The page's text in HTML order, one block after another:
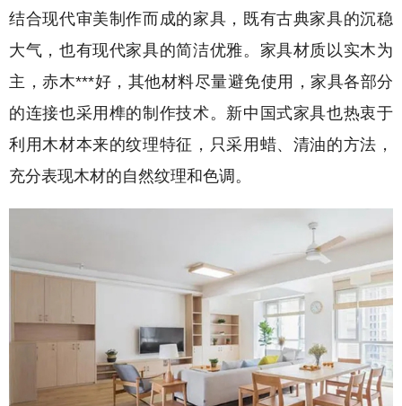
结合现代审美制作而成的家具，既有古典家具的沉稳
大气，也有现代家具的简洁优雅。家具材质以实木为
主，赤木***好，其他材料尽量避免使用，家具各部分
的连接也采用榫的制作技术。新中国式家具也热衷于
利用木材本来的纹理特征，只采用蜡、清油的方法，
充分表现木材的自然纹理和色调。